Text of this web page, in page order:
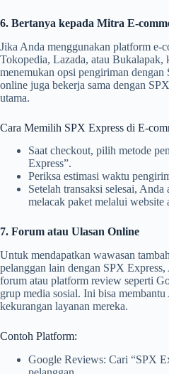
6. Bertanya kepada Mitra E-
Jika Anda menggunakan platform e-
Tokopedia, Lazada, atau Bukalapak,
menemukan opsi pengiriman
online juga bekerja sama dengan
utama.
Cara Memilih SPX Express di E-
Saat checkout, pilih metode
Express”.
Periksa estimasi waktu
Setelah transaksi selesai,
melacak paket melalui website
7. Forum atau Ulasan Online
Untuk mendapatkan wawasan
pelanggan lain dengan SPX
forum atau platform review seperti
grup media sosial. Ini bisa
kekurangan layanan mereka.
Contoh Platform:
Google Reviews: Cari “SPX